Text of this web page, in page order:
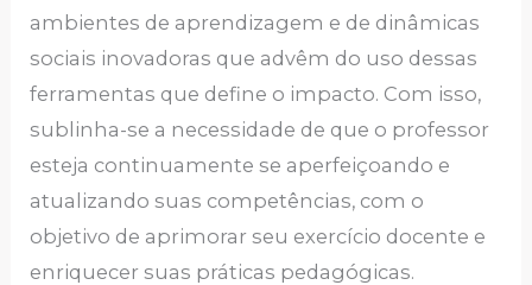
ambientes de aprendizagem e de dinâmicas
sociais inovadoras que advêm do uso dessas
ferramentas que define o impacto. Com isso,
sublinha-se a necessidade de que o professor
esteja continuamente se aperfeiçoando e
atualizando suas competências, com o
objetivo de aprimorar seu exercício docente e
enriquecer suas práticas pedagógicas.